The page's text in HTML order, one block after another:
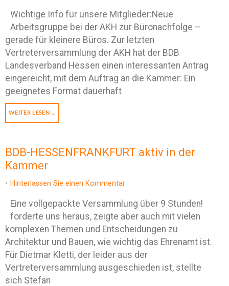
Wichtige Info für unsere Mitglieder:Neue
Arbeitsgruppe bei der AKH zur Büronachfolge –
gerade für kleinere Büros. Zur letzten
Vertreterversammlung der AKH hat der BDB
Landesverband Hessen einen interessanten Antrag
eingereicht, mit dem Auftrag an die Kammer: Ein
geeignetes Format dauerhaft
WEITER LESEN …
BDB-HESSENFRANKFURT aktiv in der
Kammer
Hinterlassen Sie einen Kommentar
Eine vollgepackte Versammlung über 9 Stunden!
forderte uns heraus, zeigte aber auch mit vielen
komplexen Themen und Entscheidungen zu
Architektur und Bauen, wie wichtig das Ehrenamt ist.
Für Dietmar Kletti, der leider aus der
Vertreterversammlung ausgeschieden ist, stellte
sich Stefan